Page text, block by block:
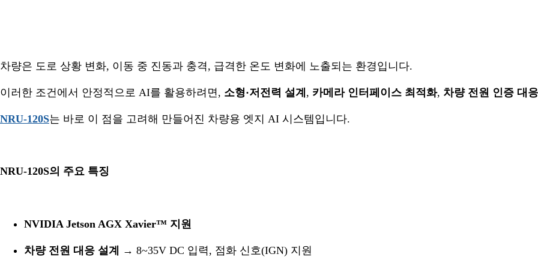
차량은 도로 상황 변화, 이동 중 진동과 충격, 급격한 온도 변화에 노출되는 환경입니다.
이러한 조건에서 안정적으로 AI를 활용하려면, 소형·저전력 설계 , 카메라 인터페이스 최적화, 차량 전원 인증 대응
NRU-120S는 바로 이 점을 고려해 만들어진 차량용 엣지 AI 시스템입니다.
NRU-120S의 주요 특징
NVIDIA Jetson AGX Xavier™ 지원
차량 전원 대응 설계 → 8~35V DC 입력, 점화 신호(IGN) 지원